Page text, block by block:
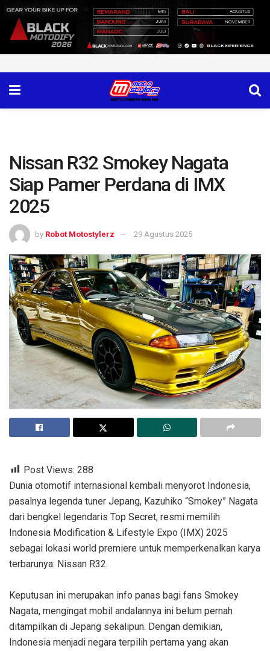
Nissan R32 Smokey Nagata
Siap Pamer Perdana di IMX
2025
by Robot Motostylerz 29 Agustus 2025
Post Views: 288
Dunia otomotif internasional kembali menyorot Indonesia,
pasalnya legenda tuner Jepang, Kazuhiko “Smokey” Nagata
dari bengkel legendaris Top Secret, resmi memilih
Indonesia Modification & Lifestyle Expo (IMX) 2025
sebagai lokasi world premiere untuk memperkenalkan karya
terbarunya: Nissan R32.
Keputusan ini merupakan info panas bagi fans Smokey
Nagata, mengingat mobil andalannya ini belum pernah
ditampilkan di Jepang sekalipun. Dengan demikian,
Indonesia menjadi negara terpilih pertama yang akan